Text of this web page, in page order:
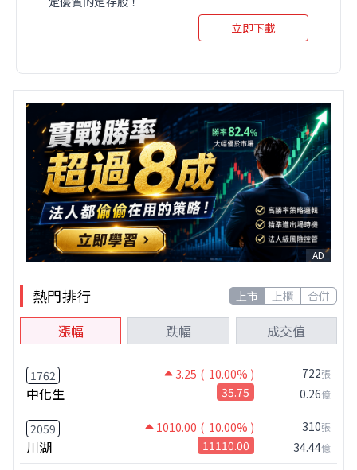
立即下載
AD
熱門排行 上市 上櫃 合併
漲幅 跌幅 成交值
1762 3.25 ( 10.00% )
中化生 35.75
722張
0.26億
2059 1010.00 ( 10.00% )
川湖 11110.00
310張
34.44億